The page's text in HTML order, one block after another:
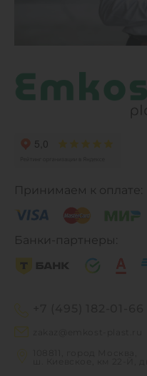
Принимаем к оплате:
Банки-партнеры: